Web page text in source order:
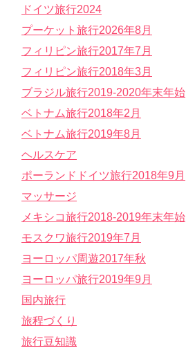
ドイツ旅行2024
プーケット旅行2026年8月
フィリピン旅行2017年7月
フィリピン旅行2018年3月
ブラジル旅行2019-2020年末年始
ベトナム旅行2018年2月
ベトナム旅行2019年8月
ヘルスケア
ポーランドドイツ旅行2018年9月
マッサージ
メキシコ旅行2018-2019年末年始
モスクワ旅行2019年7月
ヨーロッパ周遊2017年秋
ヨーロッパ旅行2019年9月
国内旅行
旅程づくり
旅行豆知識